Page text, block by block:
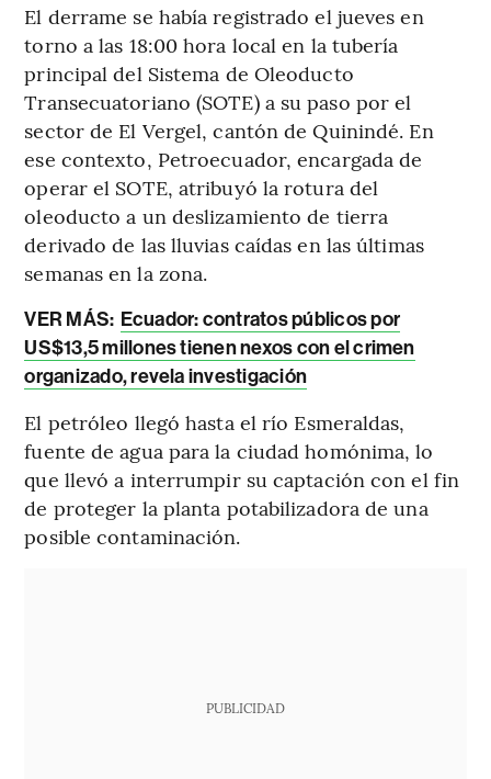
El derrame se había registrado el jueves en
torno a las 18:00 hora local en la tubería
principal del Sistema de Oleoducto
Transecuatoriano (SOTE) a su paso por el
sector de El Vergel, cantón de Quinindé. En
ese contexto, Petroecuador, encargada de
operar el SOTE, atribuyó la rotura del
oleoducto a un deslizamiento de tierra
derivado de las lluvias caídas en las últimas
semanas en la zona.
VER MÁS: Ecuador: contratos públicos por
US$13,5 millones tienen nexos con el crimen
organizado, revela investigación
El petróleo llegó hasta el río Esmeraldas,
fuente de agua para la ciudad homónima, lo
que llevó a interrumpir su captación con el fin
de proteger la planta potabilizadora de una
posible contaminación.
PUBLICIDAD